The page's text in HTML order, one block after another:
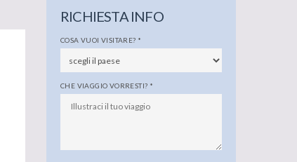
RICHIESTA INFO
COSA VUOI VISITARE? *
CHE VIAGGIO VORRESTI? *